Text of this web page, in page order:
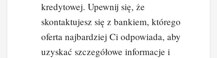
kredytowej. Upewnij się, że
skontaktujesz się z bankiem, którego
oferta najbardziej Ci odpowiada, aby
uzyskać szczegółowe informacje i